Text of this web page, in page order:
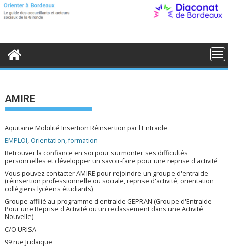
S
t
o
AMIRE
Aquitaine Mobilité Insertion Réinsertion par l'Entraide
EMPLOI, Orientation, formation
Retrouver la confiance en soi pour surmonter ses difficultés
personnelles et développer un savoir-faire pour une reprise d'activité
Vous pouvez contacter AMIRE pour rejoindre un groupe d'entraide
(réinsertion professionnelle ou sociale, reprise d'activité, orientation
collégiens lycéens étudiants)
Groupe affilié au programme d'entraide GEPRAN (Groupe d'Entraide
Pour une Reprise d'Activité ou un reclassement dans une Activité
Nouvelle)
C/O URISA
99 rue Judaïque